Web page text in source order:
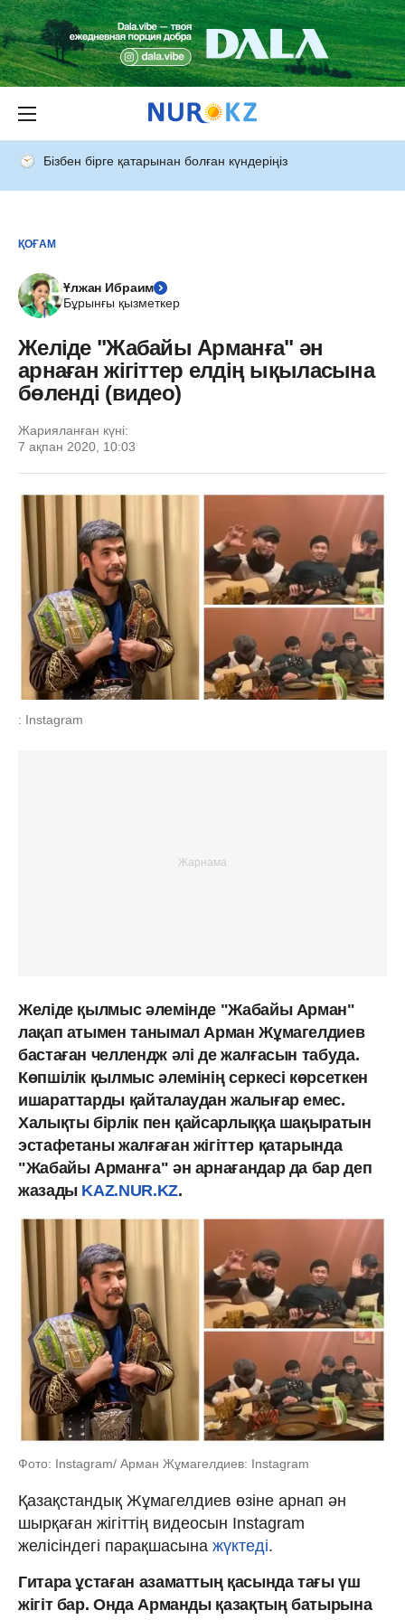
Бізбен бірге қатарынан болған күндеріңіз
ҚОҒАМ
Ұлжан Ибраим
Бұрынғы қызметкер
Желіде "Жабайы Арманға" ән
арнаған жігіттер елдің ықыласына
бөленді (видео)
Жарияланған күні:
7 ақпан 2020, 10:03
: Instagram
Желіде қылмыс әлемінде "Жабайы Арман"
лақап атымен танымал Арман Жұмагелдиев
бастаған челлендж әлі де жалғасын табуда.
Көпшілік қылмыс әлемінің серкесі көрсеткен
ишараттарды қайталаудан жалығар емес.
Халықты бірлік пен қайсарлыққа шақыратын
эстафетаны жалғаған жігіттер қатарында
"Жабайы Арманға" ән арнағандар да бар деп
жазадыKAZ.NUR.KZ.
Фото: Instagram/ Арман Жұмагелдиев: Instagram
Қазақстандық Жұмагелдиев өзіне арнап ән
шырқаған жігіттің видеосын Instagram
желісіндегі парақшасына жүктеді.
Гитара ұстаған азаматтың қасында тағы үш
жігіт бар. Онда Арманды қазақтың батырына